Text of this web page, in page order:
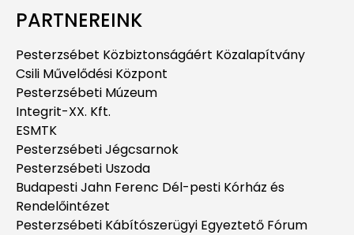
PARTNEREINK
Pesterzsébet Közbiztonságáért Közalapítvány
Csili Művelődési Központ
Pesterzsébeti Múzeum
Integrit-XX. Kft.
ESMTK
Pesterzsébeti Jégcsarnok
Pesterzsébeti Uszoda
Budapesti Jahn Ferenc Dél-pesti Kórház és
Rendelőintézet
Pesterzsébeti Kábítószerügyi Egyeztető Fórum